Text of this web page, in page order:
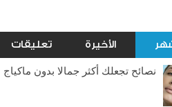
الأخيرة تعليقات
نصائح تجعلك أكثر جمالا بدون ماكياج